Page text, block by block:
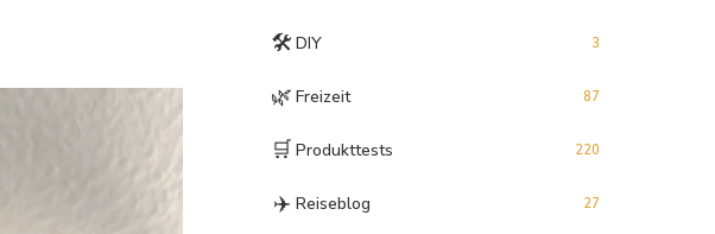
🛠️ DIY 3
🌿 Freizeit 87
🛒 Produkttests 220
✈️ Reiseblog 27